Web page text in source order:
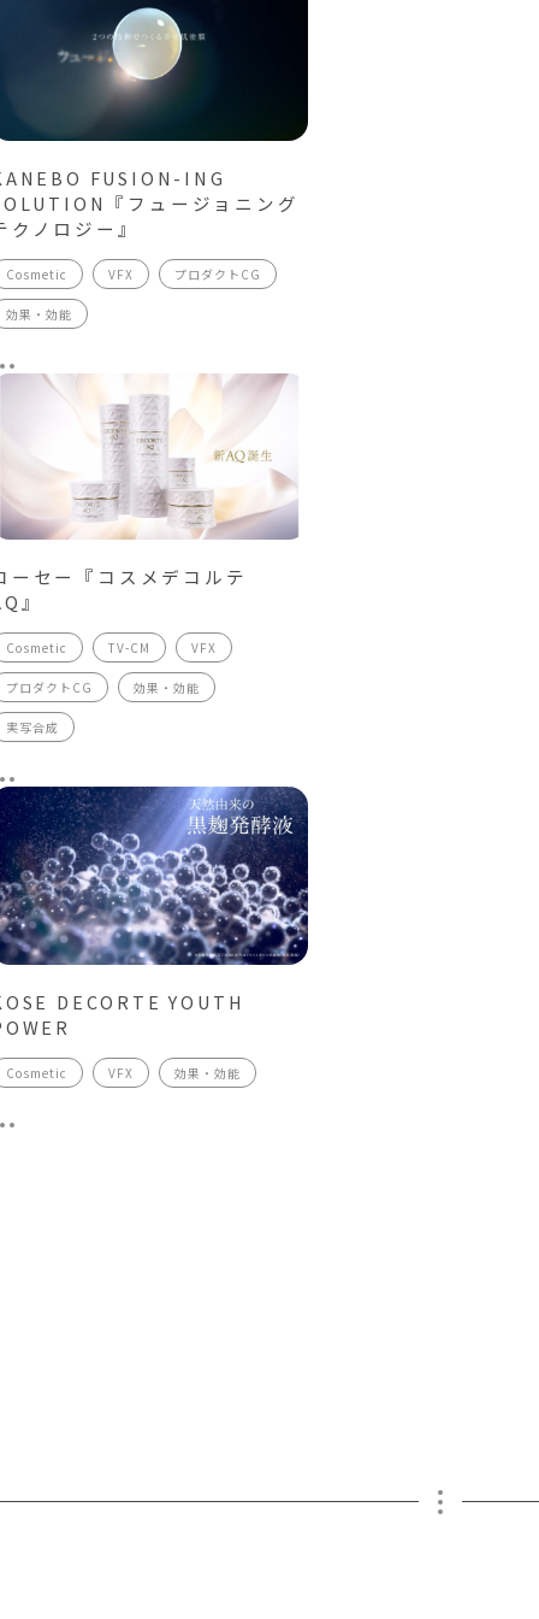
FUSION-ING
『フュージョニング
クノロジー』
Cosmetic VFX プロダクトCG
効果・効能
ーセー『コスメデコルテ
』
Cosmetic TV-CM VFX
プロダクトCG 効果・効能
実写合成
DECORTE YOUTH
Cosmetic VFX 効果・効能